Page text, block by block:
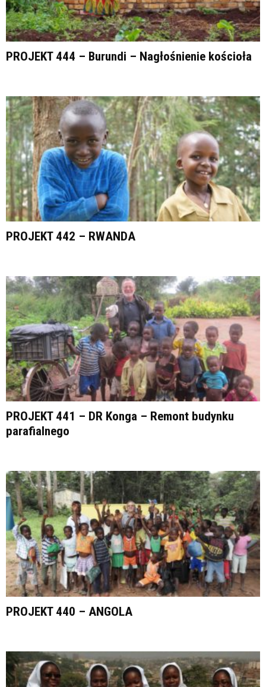
PROJEKT 444 – Burundi – Nagłośnienie kościoła
PROJEKT 442 – RWANDA
PROJEKT 441 – DR Konga – Remont budynku
parafialnego
PROJEKT 440 – ANGOLA